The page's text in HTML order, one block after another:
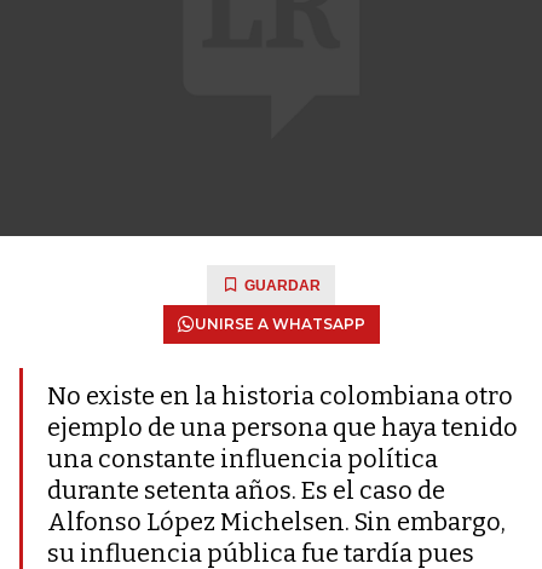
GUARDAR
UNIRSE A WHATSAPP
No existe en la historia colombiana otro
ejemplo de una persona que haya tenido
una constante influencia política
durante setenta años. Es el caso de
Alfonso López Michelsen. Sin embargo,
su influencia pública fue tardía pues